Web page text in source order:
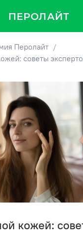
ПЕРОЛАЙТ
Перолайт
советы
кожей: